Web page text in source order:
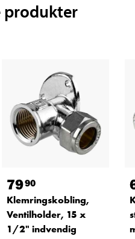
produkter
7990
Klemringskobling,
Ventilholder, 15 x
1/2" indvendig